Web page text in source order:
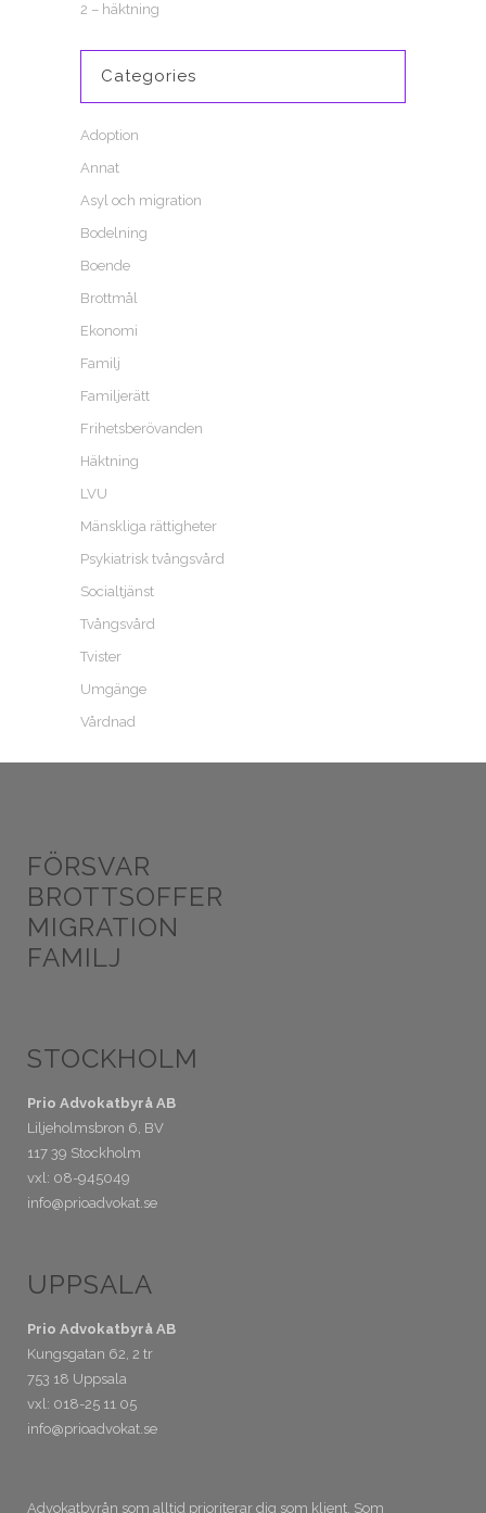
2 – häktning
Categories
Adoption
Annat
Asyl och migration
Bodelning
Boende
Brottmål
Ekonomi
Familj
Familjerätt
Frihetsberövanden
Häktning
LVU
Mänskliga rättigheter
Psykiatrisk tvångsvård
Socialtjänst
Tvångsvård
Tvister
Umgänge
Vårdnad
FÖRSVAR
BROTTSOFFER
MIGRATION
FAMILJ
STOCKHOLM
Prio Advokatbyrå AB
Liljeholmsbron 6, BV
117 39 Stockholm
vxl: 08-945049
info@prioadvokat.se
UPPSALA
Prio Advokatbyrå AB
Kungsgatan 62, 2 tr
753 18 Uppsala
vxl: 018-25 11 05
info@prioadvokat.se
Advokatbyrån som alltid prioriterar dig som klient. Som